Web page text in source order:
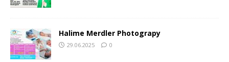
Halime Merdler Photograpy
29.06.2025 0